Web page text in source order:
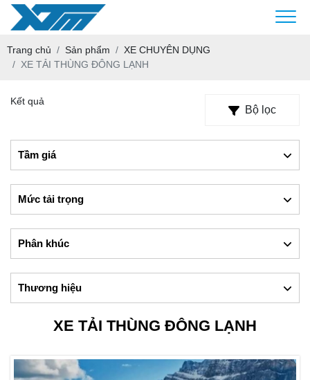
Trang chủ Sản phẩm
XE CHUYÊN DỤNG
XE TẢI THÙNG ĐÔNG LẠNH
Kết quả
Bộ lọc
Tầm giá
Mức tải trọng
Phân khúc
Thương hiệu
XE TẢI THÙNG ĐÔNG LẠNH